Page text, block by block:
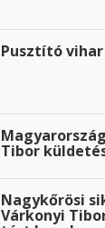
Pusztító
Tibor
Nagykőrösi
Várkonyi